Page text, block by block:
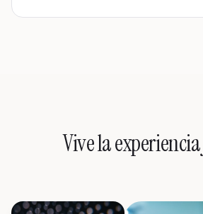
Vive la experiencia